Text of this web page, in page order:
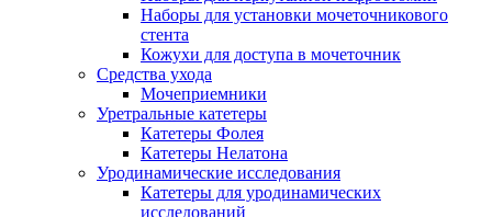
Наборы для установки мочеточникового
стента
Кожухи для доступа в мочеточник
Средства ухода
Мочеприемники
Уретральные катетеры
Катетеры Фолея
Катетеры Нелатона
Уродинамические исследования
Катетеры для уродинамических
исследований